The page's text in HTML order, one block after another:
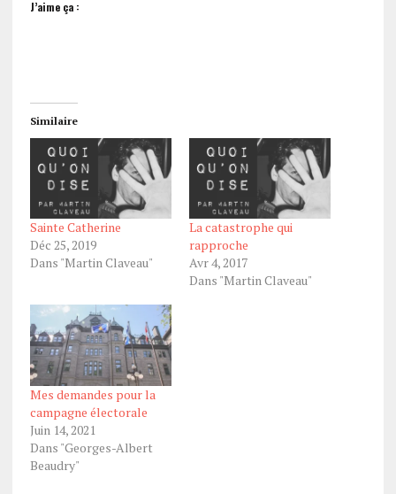
J’aime ça :
Similaire
Sainte Catherine
Déc 25, 2019
Dans "Martin Claveau"
La catastrophe qui
rapproche
Avr 4, 2017
Dans "Martin Claveau"
Mes demandes pour la
campagne électorale
Juin 14, 2021
Dans "Georges-Albert
Beaudry"